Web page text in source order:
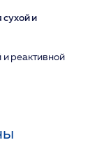
и
и реактивной